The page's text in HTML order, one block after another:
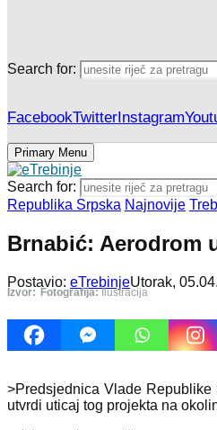
Search for:
FacebookTwitterInstagram
Primary Menu
Search for:
Republika Srpska Najnovije
Brnabić: Aerodrom
Postavio: eTrebinjeUtorak,
Izvor: Fotografija:Ilustracija
>Predsjednica Vlade
utvrdi uticaj tog projekta na